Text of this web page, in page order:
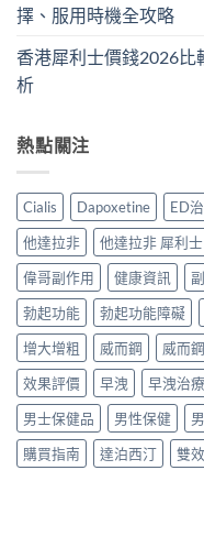
擇、服用時機全攻略
香港犀利士價錢2026比
析
熱點關注
Cialis Dapoxetine ED
他達拉非
他達拉非 犀利士
偉哥副作用
健康資訊
勃起功能
勃起功能障礙
增大增粗
威而鋼 威而
效果評價
早洩 早洩治療
男士保健品
男性保健
購買指南
達泊西汀 雙